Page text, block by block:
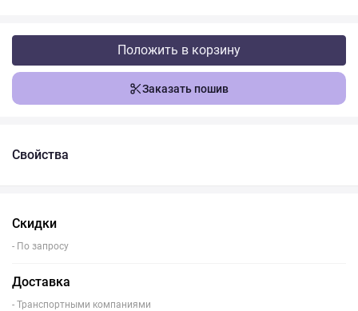
Положить в корзину
Заказать пошив
Свойства
Скидки
- По запросу
Доставка
- Транспортными компаниями